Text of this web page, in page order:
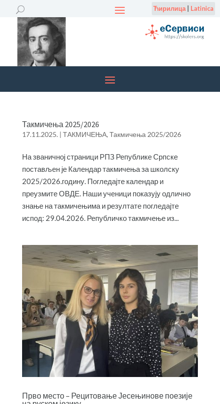
Ћирилица| Latinica
Такмичења 2025/2026
17.11.2025. | ТАКМИЧЕЊА, Такмичења 2025/2026
На званичној страници РПЗ Републике Српске
постављен је Календар такмичења за школску
2025/2026.годину. Погледајте календар и
преузмите ОВДЕ. Наши ученици показују одлично
знање на такмичењима и резултате погледајте
испод: 29.04.2026. Републичко такмичење из...
Прво место – Рецитовање Јесењинове поезије